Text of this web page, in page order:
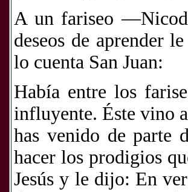
A un fariseo
deseos de aprender
lo cuenta San Juan:
Había entre los
influyente. Éste vino
has venido de parte
hacer los prodigios
Jesús y le dijo: En